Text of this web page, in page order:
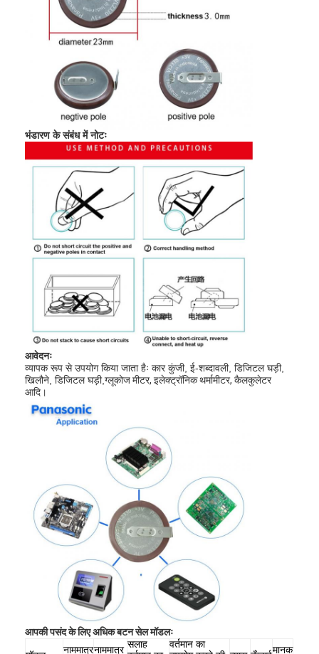
घर
उत्पादों
हमारे बारे में
गुणवत्ता नियंत्रण
संपर्क करें
लिथियम LiFePO4 बैटरी
लिथियम आयन रिचार्जेबल बैटरी
लिथियम पॉलिमर बैटरी
ऊर्जा भंडारण बैटरी
भंडारण के संबंध में नोटः
आवेदनः
व्यापक रूप से उपयोग किया जाता हैः कार कुंजी, ई-शब्दावली, डिजिटल घड़ी,
खिलौने, डिजिटल घड़ी,ग्लूकोज मीटर, इलेक्ट्रॉनिक थर्मामीटर, कैलकुलेटर
आदि।
आपकी पसंद के लिए अधिक बटन सेल मॉडलः
नाममात्रनाममात्र सलाह
वर्तमान का
मानक